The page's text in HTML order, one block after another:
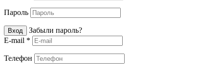
Пароль
Вход
Забыли пароль?
E-mail *
Телефон